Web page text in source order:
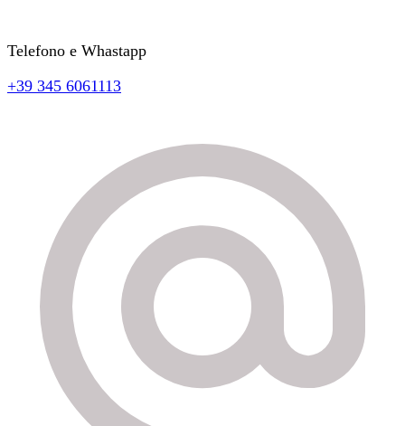
Telefono e Whastapp
+39 345 6061113